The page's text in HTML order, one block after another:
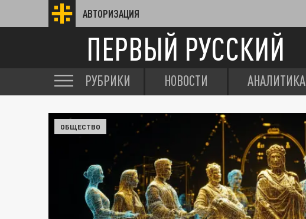
АВТОРИЗАЦИЯ
ПЕРВЫЙ РУССКИЙ
РУБРИКИ НОВОСТИ АНАЛИТИКА
ОБЩЕСТВО